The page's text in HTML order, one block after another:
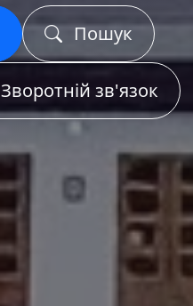
Пошук
Зворотній зв'язок